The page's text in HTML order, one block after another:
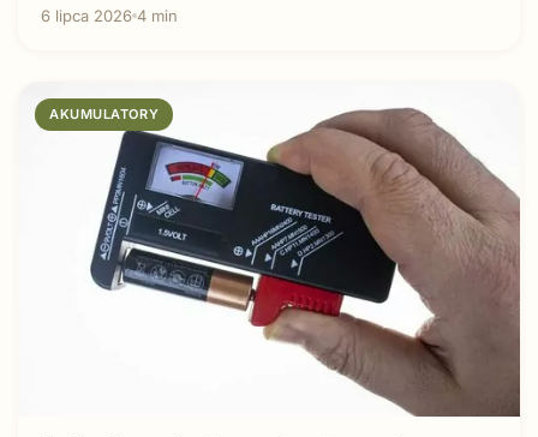
6 lipca 2026 4 min
AKUMULATORY